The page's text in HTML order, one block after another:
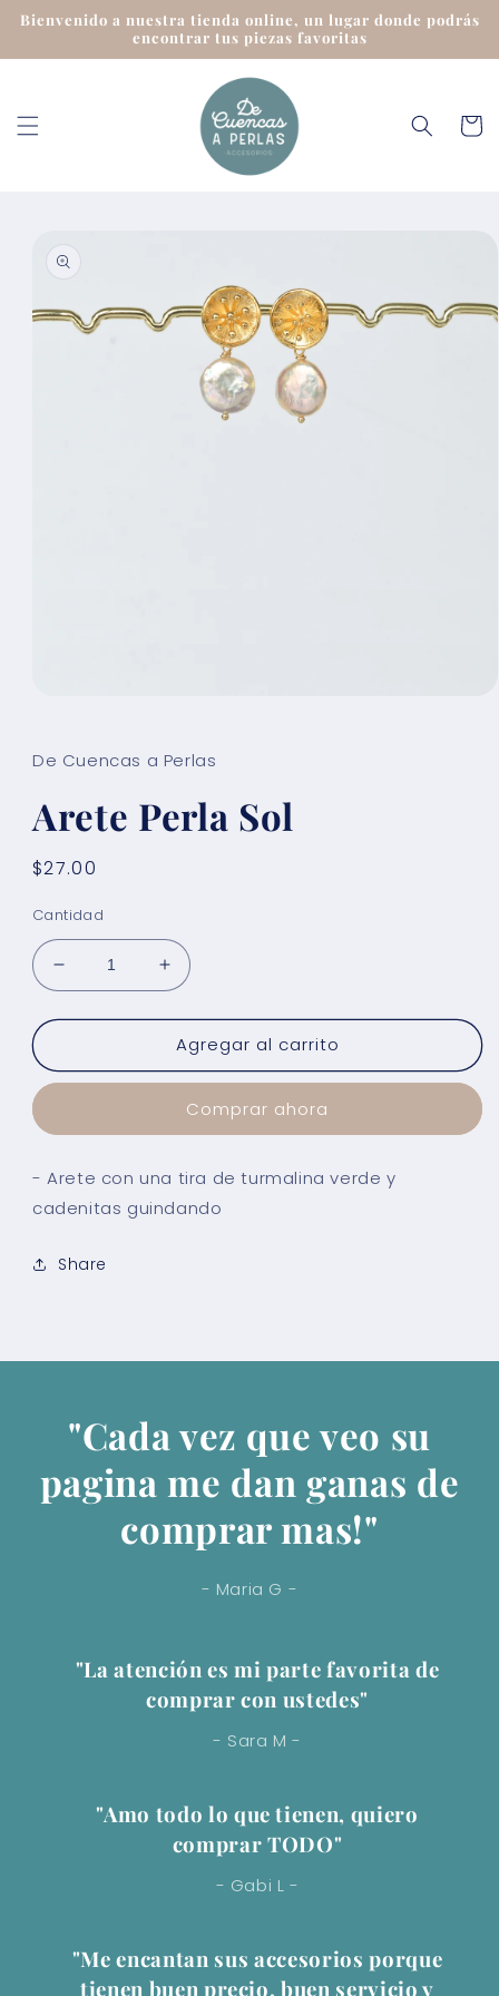
directamente
Bienvenido a nuestra tienda online, un lugar donde podrás
encontrar tus piezas favoritas
Carrito
información
1
en
ventana
modal
De Cuencas a Perlas
Arete Perla Sol
Precio
$27.00
Cantidad
Reducir
cantidad
para
Perla
Aumentar
cantidad
para
Arete
Perla
Agregar al carrito
Comprar ahora
- Arete con una tira de turmalina verde y
cadenitas guindando
Share
"Cada vez que veo su
pagina me dan ganas de
comprar mas!"
- Maria G -
"La atención es mi parte favorita de
comprar con ustedes"
- Sara M -
"Amo todo lo que tienen, quiero
comprar TODO"
- Gabi L -
"Me encantan sus accesorios porque
tienen buen precio, buen servicio y